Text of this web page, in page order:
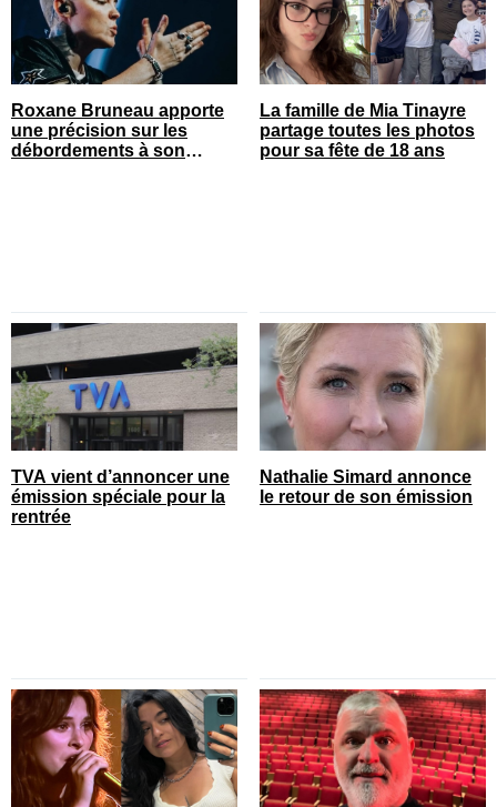
Roxane Bruneau apporte
une précision sur les
débordements à son
La famille de Mia Tinayre
partage toutes les photos
pour sa fête de 18 ans
TVA vient d’annoncer une
émission spéciale pour la
rentrée
Nathalie Simard annonce
le retour de son émission